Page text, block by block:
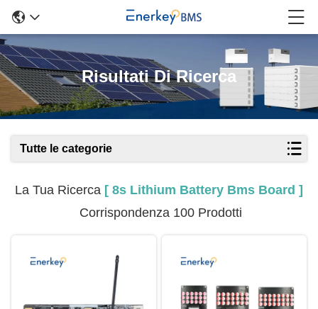
Risultati Di Ricerca
Tutte le categorie
La Tua Ricerca [ 8s Lithium Battery Bms Board ]
Corrispondenza 100 Prodotti